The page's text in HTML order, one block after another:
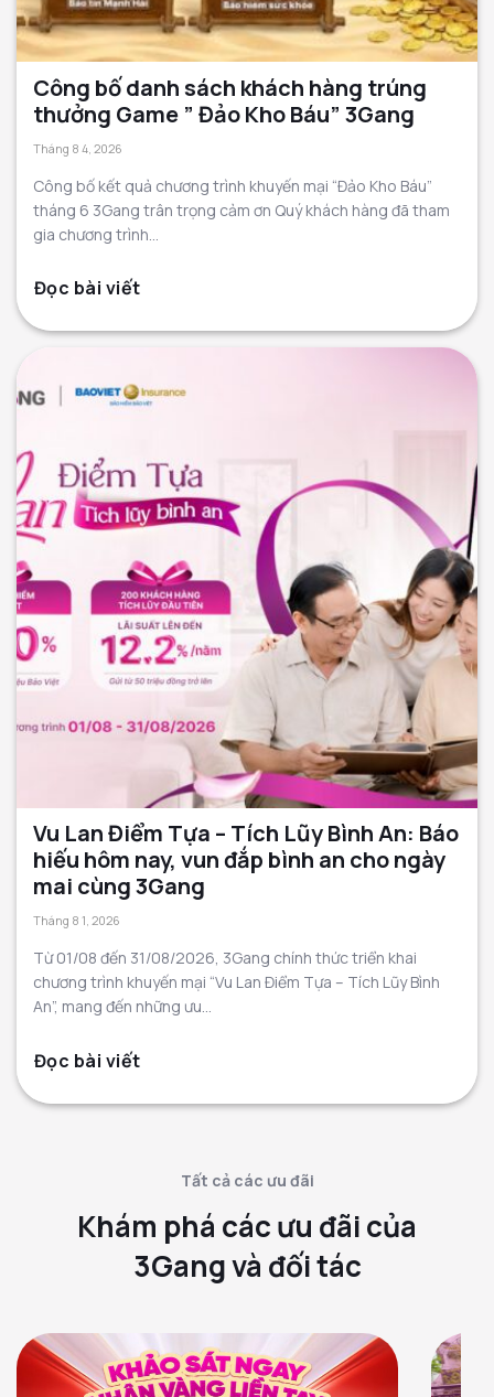
Công bố danh sách khách hàng trúng
thưởng Game ” Đảo Kho Báu” 3Gang
Tháng 8 4, 2026
Công bố kết quả chương trình khuyến mại “Đảo Kho Báu”
tháng 6 3Gang trân trọng cảm ơn Quý khách hàng đã tham
gia chương trình...
Đọc bài viết
Vu Lan Điểm Tựa – Tích Lũy Bình An: Báo
hiếu hôm nay, vun đắp bình an cho ngày
mai cùng 3Gang
Tháng 8 1, 2026
Từ 01/08 đến 31/08/2026, 3Gang chính thức triển khai
chương trình khuyến mại “Vu Lan Điểm Tựa – Tích Lũy Bình
An”, mang đến những ưu...
Đọc bài viết
Tất cả các ưu đãi
Khám phá các ưu đãi của
3Gang và đối tác